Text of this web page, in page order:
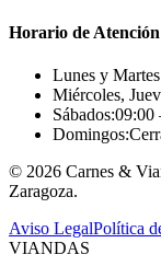
Horario de Atención
Lunes y
Miércoles,
Sábados:
Domingos:
© 2026 Carnes &
Zaragoza.
Aviso LegalPolítica
VIANDAS